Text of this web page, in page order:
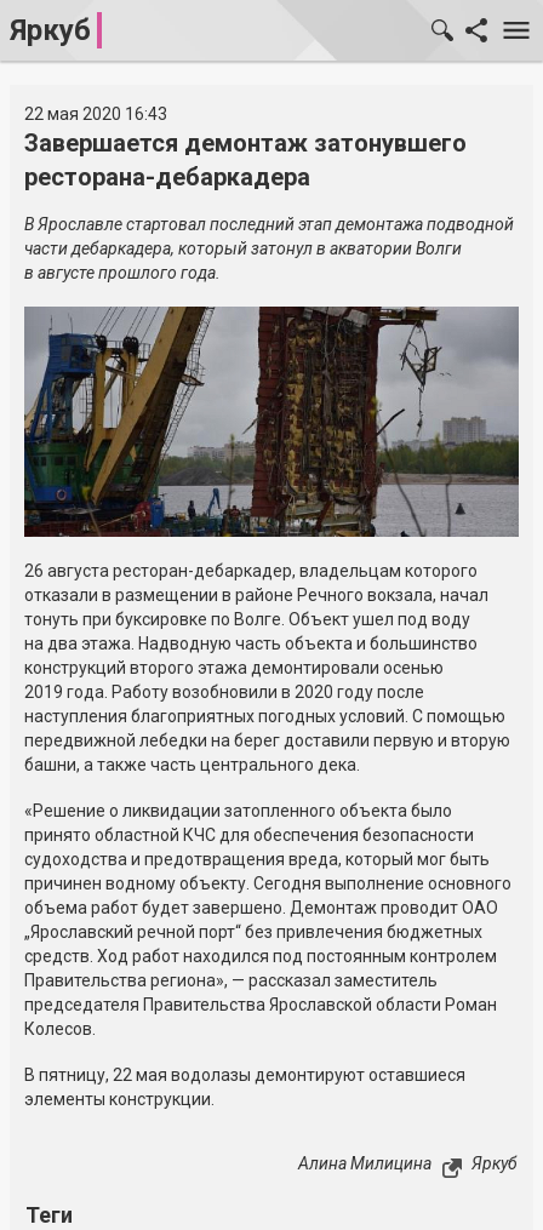
Яркуб
22 мая 2020 16:43
Завершается демонтаж затонувшего
ресторана-дебаркадера
В Ярославле стартовал последний этап демонтажа подводной
части дебаркадера, который затонул в акватории Волги
в августе прошлого года.
26 августа ресторан-дебаркадер, владельцам которого
отказали в размещении в районе Речного вокзала, начал
тонуть при буксировке по Волге. Объект ушел под воду
на два этажа. Надводную часть объекта и большинство
конструкций второго этажа демонтировали осенью
2019 года. Работу возобновили в 2020 году после
наступления благоприятных погодных условий. С помощью
передвижной лебедки на берег доставили первую и вторую
башни, а также часть центрального дека.
«Решение о ликвидации затопленного объекта было
принято областной КЧС для обеспечения безопасности
судоходства и предотвращения вреда, который мог быть
причинен водному объекту. Сегодня выполнение основного
объема работ будет завершено. Демонтаж проводит ОАО
„Ярославский речной порт“ без привлечения бюджетных
средств. Ход работ находился под постоянным контролем
Правительства региона», — рассказал заместитель
председателя Правительства Ярославской области Роман
Колесов.
В пятницу, 22 мая водолазы демонтируют оставшиеся
элементы конструкции.
Алина Милицина Яркуб
Теги